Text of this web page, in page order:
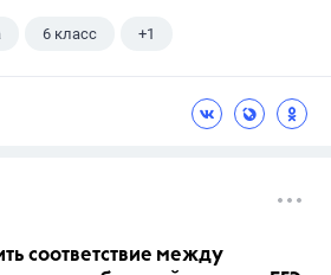
6 класс +1
соответствие между